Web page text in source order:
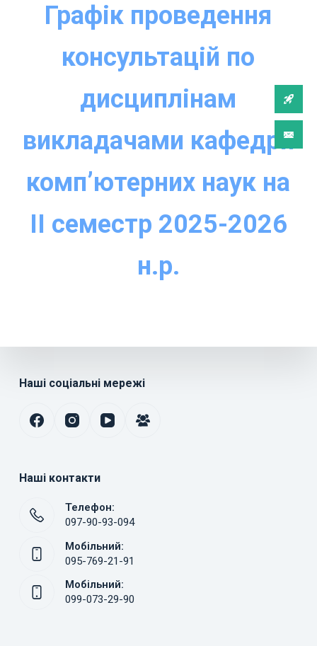
Графік проведення
консультацій по
дисциплінам
викладачами кафедри
комп’ютерних наук на
IІ семестр 2025-2026
н.р.
Наші соціальні мережі
Наші контакти
Телефон:
097-90-93-094
Мобільний:
095-769-21-91
Мобільний:
099-073-29-90